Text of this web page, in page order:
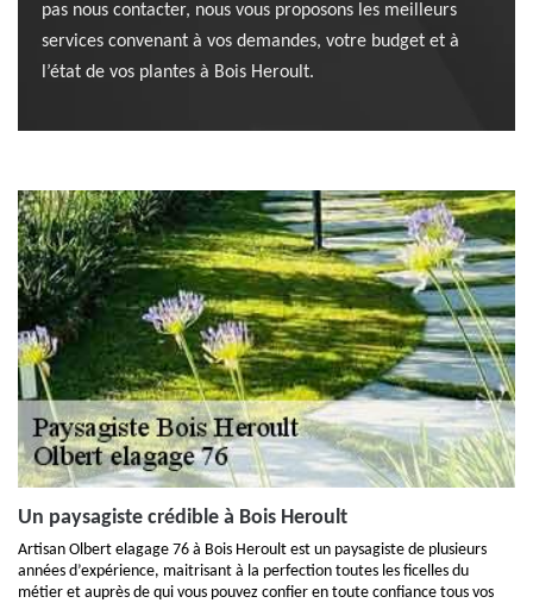
pas nous contacter, nous vous proposons les meilleurs
services convenant à vos demandes, votre budget et à
l’état de vos plantes à Bois Heroult.
Un paysagiste crédible à Bois Heroult
Artisan Olbert elagage 76 à Bois Heroult est un paysagiste de plusieurs
années d’expérience, maitrisant à la perfection toutes les ficelles du
métier et auprès de qui vous pouvez confier en toute confiance tous vos